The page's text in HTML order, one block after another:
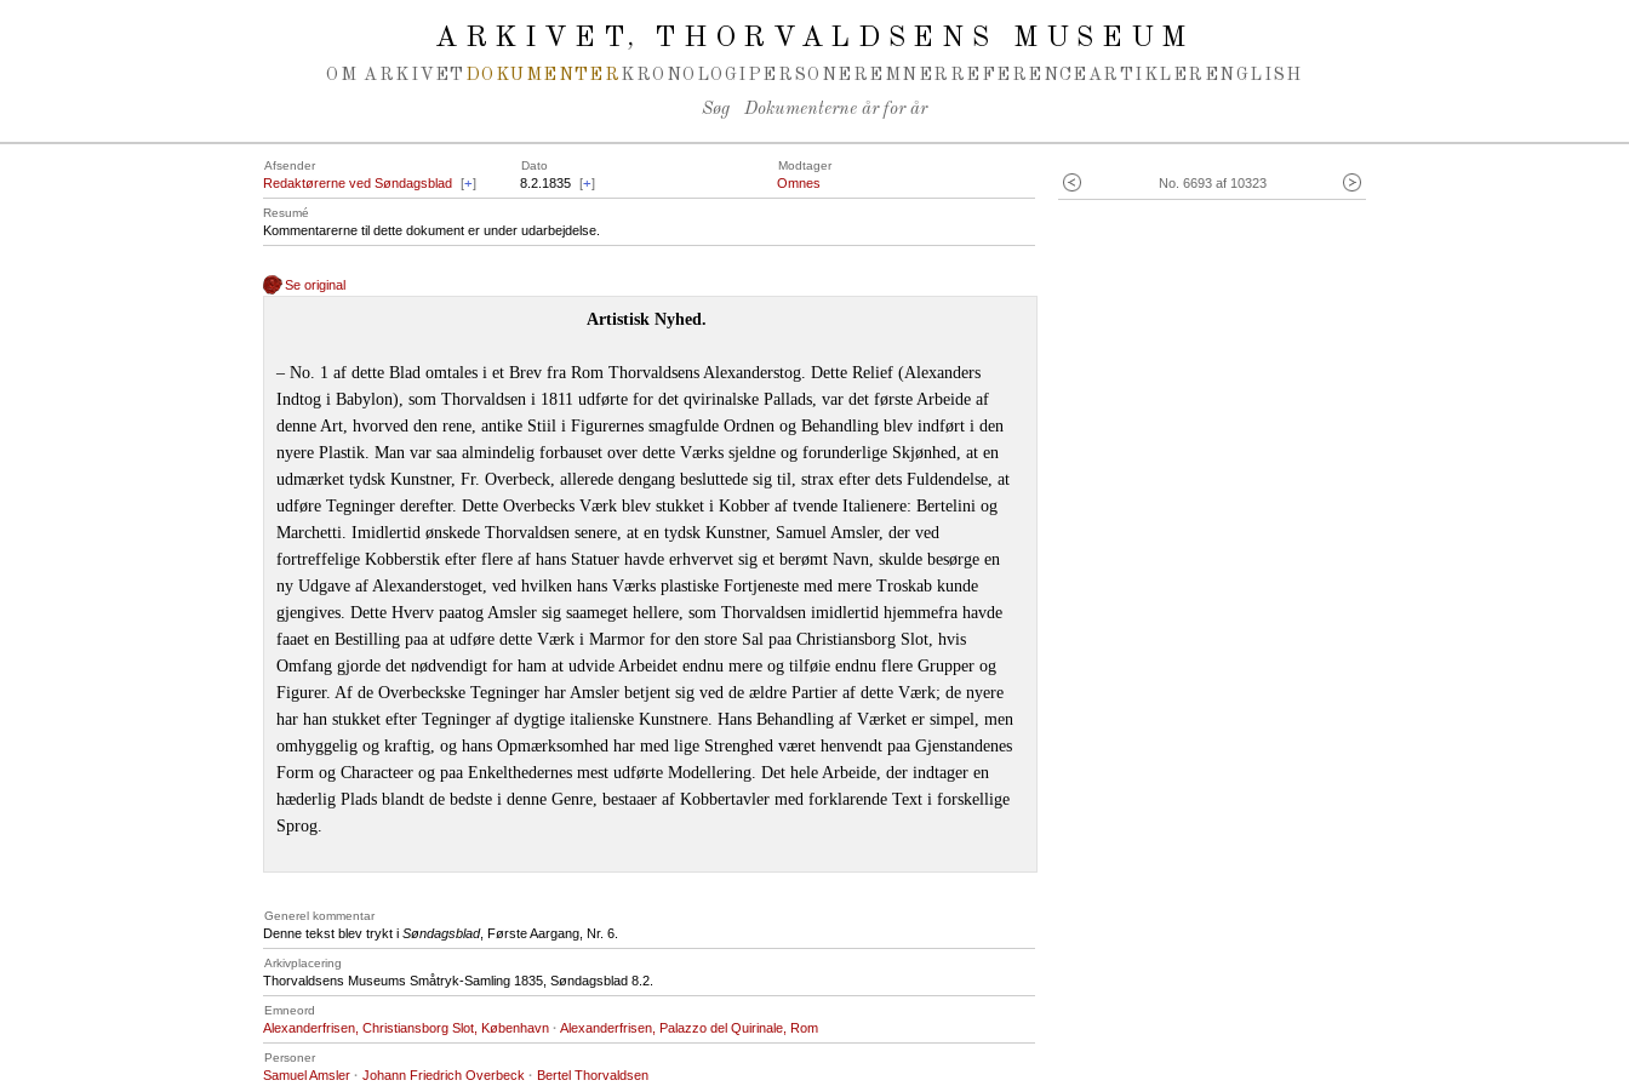
ARKIVET, THORVALDSENS MUSEUM
OM ARKIVET DOKUMENTER KRONOLOGI PERSONER EMNER REFERENCEARTIKLER ENGLISH
Søg Dokumenterne år for år
No. 6693 af 10323
Afsender Dato Modtager
Redaktørerne ved Søndagsblad [+] 8.2.1835 [+] Omnes
Resumé
Kommentarerne til dette dokument er under udarbejdelse.
Se original
Artistisk Nyhed.
‒ No. 1 af dette Blad omtales i et Brev fra Rom Thorvaldsens Alexanderstog. Dette Relief (Alexanders
Indtog i Babylon), som Thorvaldsen i 1811 udførte for det qvirinalske Pallads, var det første Arbeide af
denne Art, hvorved den rene, antike Stiil i Figurernes smagfulde Ordnen og Behandling blev indført i den
nyere Plastik. Man var saa almindelig forbauset over dette Værks sjeldne og forunderlige Skjønhed, at en
udmærket tydsk Kunstner, Fr. Overbeck, allerede dengang besluttede sig til, strax efter dets Fuldendelse, at
udføre Tegninger derefter. Dette Overbecks Værk blev stukket i Kobber af tvende Italienere: Bertelini og
Marchetti. Imidlertid ønskede Thorvaldsen senere, at en tydsk Kunstner, Samuel Amsler, der ved
fortreffelige Kobberstik efter flere af hans Statuer havde erhvervet sig et berømt Navn, skulde besørge en
ny Udgave af Alexanderstoget, ved hvilken hans Værks plastiske Fortjeneste med mere Troskab kunde
gjengives. Dette Hverv paatog Amsler sig saameget hellere, som Thorvaldsen imidlertid hjemmefra havde
faaet en Bestilling paa at udføre dette Værk i Marmor for den store Sal paa Christiansborg Slot, hvis
Omfang gjorde det nødvendigt for ham at udvide Arbeidet endnu mere og tilføie endnu flere Grupper og
Figurer. Af de Overbeckske Tegninger har Amsler betjent sig ved de ældre Partier af dette Værk; de nyere
har han stukket efter Tegninger af dygtige italienske Kunstnere. Hans Behandling af Værket er simpel, men
omhyggelig og kraftig, og hans Opmærksomhed har med lige Strenghed været henvendt paa Gjenstandenes
Form og Characteer og paa Enkelthedernes mest udførte Modellering. Det hele Arbeide, der indtager en
hæderlig Plads blandt de bedste i denne Genre, bestaaer af Kobbertavler med forklarende Text i forskellige
Sprog.
Generel kommentar
Denne tekst blev trykt i Søndagsblad, Første Aargang, Nr. 6.
Arkivplacering
Thorvaldsens Museums Småtryk-Samling 1835, Søndagsblad 8.2.
Emneord
Alexanderfrisen, Christiansborg Slot, København · Alexanderfrisen, Palazzo del Quirinale, Rom
Personer
Samuel Amsler · Johann Friedrich Overbeck · Bertel Thorvaldsen